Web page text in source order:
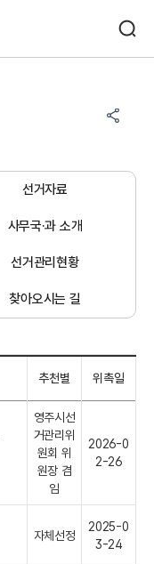
선거자료
사무국·과 소개
선거관리현황
찾아오시는 길
추천별 위촉일
영주시선
거관리위
원회 위
원장 겸
임
2026-0
2-26
자체선정
2025-0
3-24